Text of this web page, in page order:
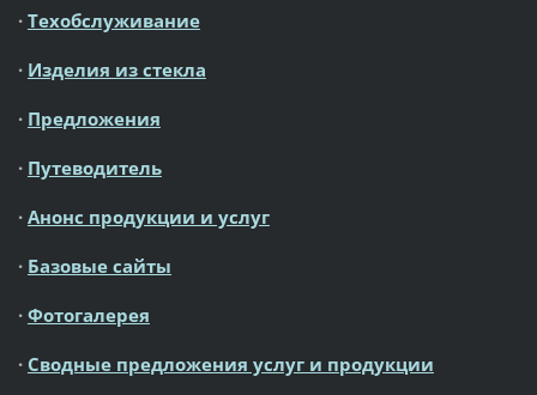
· Техобслуживание
· Изделия из стекла
· Предложения
· Путеводитель
· Анонс продукции и услуг
· Базовые сайты
· Фотогалерея
· Сводные предложения услуг и продукции